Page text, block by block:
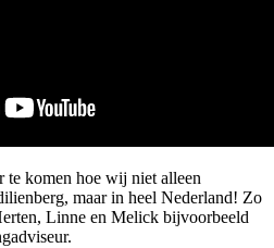
te komen hoe wij niet alleen
maar in heel Nederland! Zo
Linne en Melick bijvoorbeeld